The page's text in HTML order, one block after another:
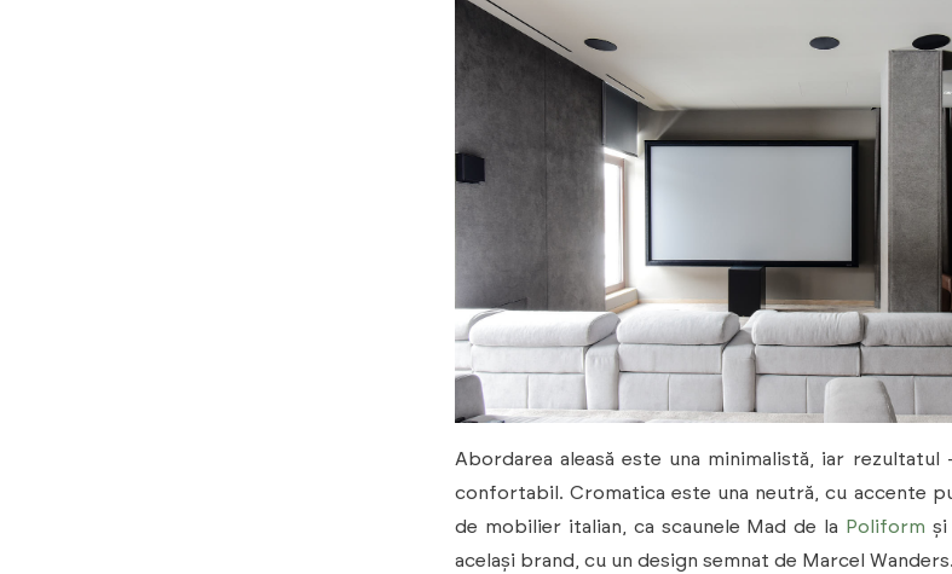
Abordarea aleasă este una minimalistă, iar
confortabil. Cromatica este una neutră, cu accente
de mobilier italian, ca scaunele Mad de la
Poliform și
același brand, cu un design semnat de Marcel Wanders.